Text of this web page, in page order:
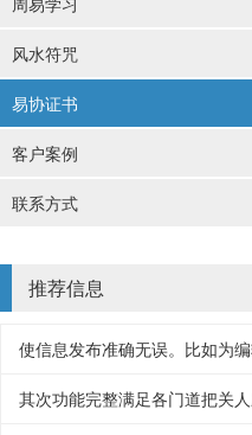
风水符咒
易协证书
客户案例
联系方式
推荐信息
使信息发布准确无误。比如为
其次功能完整满足各门道把关